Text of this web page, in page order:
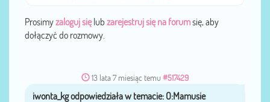
Prosimyzaloguj sięlub zarejestruj się na forumsię, aby
dołączyć do rozmowy.
13 lata 7 miesiąc temu #517429
przeziwonta_kg